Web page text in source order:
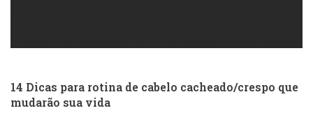
14 Dicas para rotina de cabelo cacheado/crespo que
mudarão sua vida